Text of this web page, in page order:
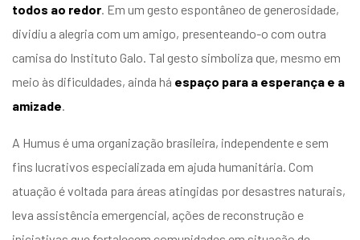
todos ao redor . Em um gesto espontâneo de generosidade,
dividiu a alegria com um amigo, presenteando-o com outra
camisa do Instituto Galo. Tal gesto simboliza que, mesmo em
meio às dificuldades, ainda há espaço para a esperança e a
amizade
A Humus é uma organização brasileira, independente e sem
fins lucrativos especializada em ajuda humanitária. Com
atuação é voltada para áreas atingidas por desastres naturais,
leva assistência emergencial, ações de reconstrução e